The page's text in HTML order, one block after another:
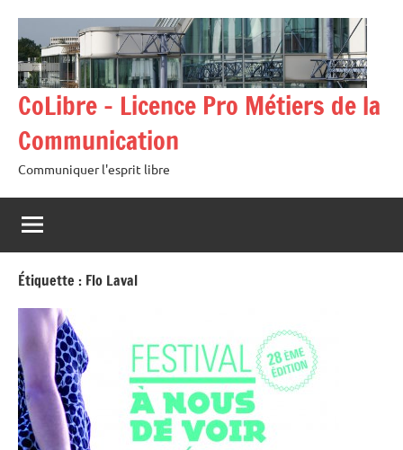
contenu
CoLibre – Licence Pro Métiers de la
Communication
Communiquer l'esprit libre
Étiquette : Flo Laval